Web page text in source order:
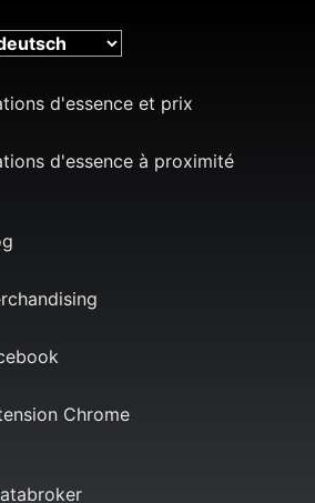
d'essence et prix
d'essence à proximité
Chrome